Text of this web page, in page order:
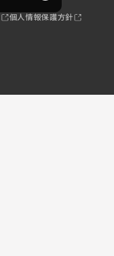
個人情報保護方針